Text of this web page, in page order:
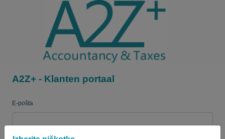
A2Z+ - Klanten portaal
E-pošta